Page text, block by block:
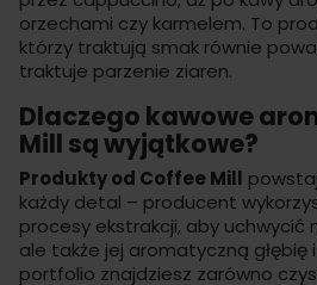
orzechami czy karmelem. To
którzy traktują smak równie
traktuje parzenie ziaren.
Dlaczego kawowe
Mill są wyjątkowe?
Produkty od Coffee Mill
każdy detal – producent
procesy ekstrakcji, aby uchwycić
ale także jej aromatyczną głębię
portfolio znajdziesz zarówno